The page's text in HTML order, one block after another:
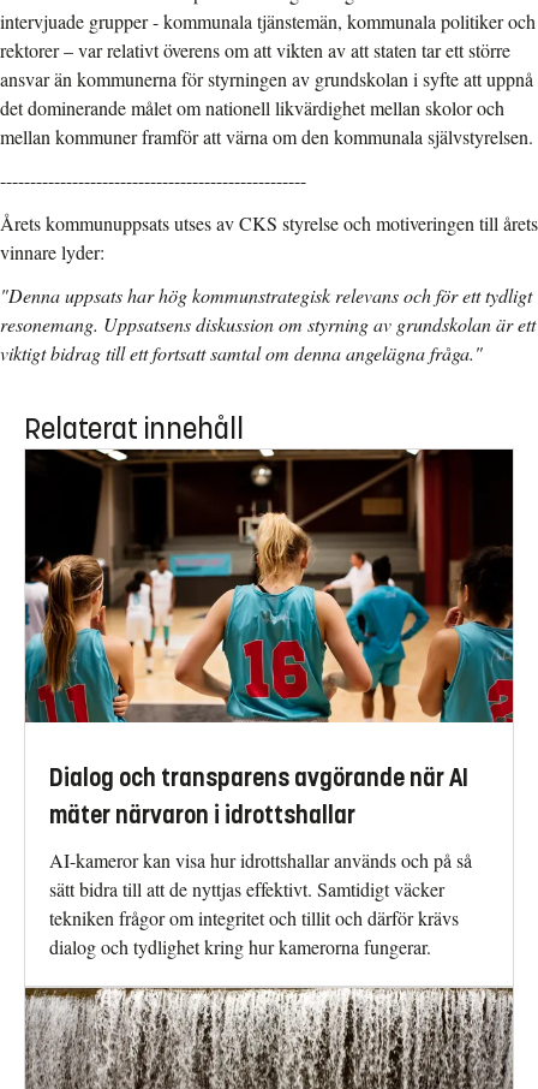
intervjuade grupper - kommunala tjänstemän, kommunala politiker och
rektorer – var relativt överens om att vikten av att staten tar ett större
ansvar än kommunerna för styrningen av grundskolan i syfte att uppnå
det dominerande målet om nationell likvärdighet mellan skolor och
mellan kommuner framför att värna om den kommunala självstyrelsen.
---------------------------------------------------
Årets kommunuppsats utses av CKS styrelse och motiveringen till årets
vinnare lyder:
"Denna uppsats har hög kommunstrategisk relevans och för ett tydligt
resonemang. Uppsatsens diskussion om styrning av grundskolan är ett
viktigt bidrag till ett fortsatt samtal om denna angelägna fråga."
Relaterat innehåll
Dialog och transparens avgörande när AI
mäter närvaron i idrottshallar
AI-kameror kan visa hur idrottshallar används och på så
sätt bidra till att de nyttjas effektivt. Samtidigt väcker
tekniken frågor om integritet och tillit och därför krävs
dialog och tydlighet kring hur kamerorna fungerar.